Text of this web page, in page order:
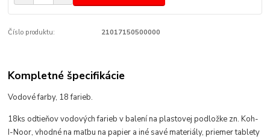
Číslo produktu: 21017150500000
Kompletné špecifikácie
Vodové farby, 18 farieb.
18ks odtieňov vodových farieb v balení na plastovej podložke zn. Koh-
I-Noor, vhodné na maľbu na papier a iné savé materiály, priemer tablety